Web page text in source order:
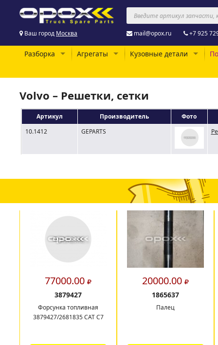
Ваш город Москва mail@opox.ru +7 925
Разборка Агрегаты Кузовные детали
Volvo – Решетки, сетки
Артикул Производитель
Фото
10.1412
GEPARTS
77000.00
3879427
Форсунка топливная
3879427/2681835 CAT C7
20000.00
1865637
Палец